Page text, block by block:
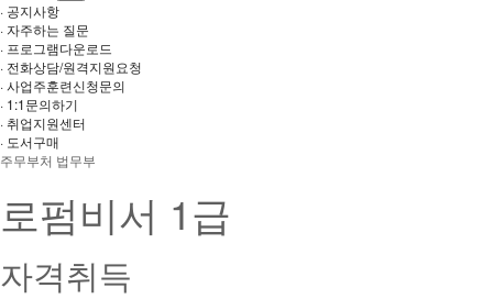
· 공지사항
· 자주하는 질문
· 프로그램다운로드
· 전화상담/원격지원요청
· 사업주훈련신청문의
· 1:1문의하기
· 취업지원센터
· 도서구매
주무부처 법무부
로펌비서 1급
자격취득